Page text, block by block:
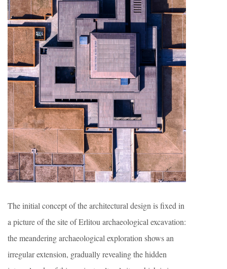
The initial concept of the architectural design is fixed in
a picture of the site of Erlitou archaeological excavation:
the meandering archaeological exploration shows an
irregular extension, gradually revealing the hidden